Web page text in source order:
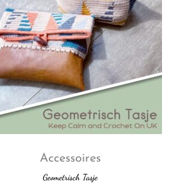
Accessoires
Geometrisch Tasje